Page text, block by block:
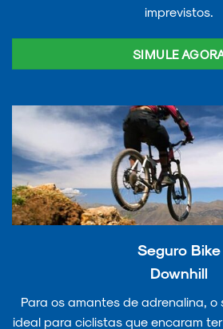
imprevistos.
SIMULE
Seguro Bike
Downhill
Para os amantes de adrenalina, o
ideal para ciclistas que encaram